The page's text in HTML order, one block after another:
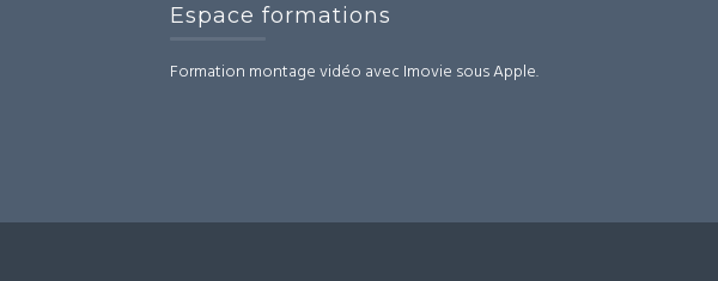
Espace formations
Formation montage vidéo avec Imovie sous Apple.